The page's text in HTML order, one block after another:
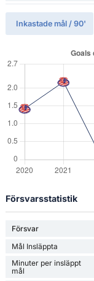
Inkastade mål / 90'
Försvarsstatistik
Försvar
Mål Insläppta
Minuter per insläppt
mål